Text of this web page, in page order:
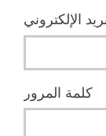
الإلكتروني
كلمة المرور